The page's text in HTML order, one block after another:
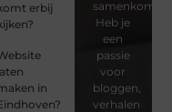
erbij
in
samenkomen.
Heb je
een
passie
voor
bloggen,
verhalen